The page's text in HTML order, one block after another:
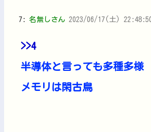
7: 名無しさん 2023/06/17(土)
>>4
半導体と言っても多種多様
メモリは閑古鳥